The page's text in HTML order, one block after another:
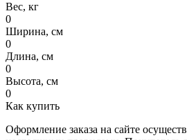
Вес, кг
0
Ширина, см
0
Длина, см
0
Высота, см
0
Как купить
Оформление заказа на сайте